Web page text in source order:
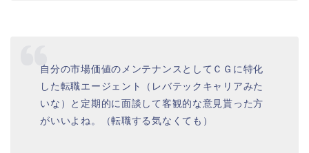
自分の市場価値のメンテナンスとしてＣＧに特化
した転職エージェント（レバテックキャリアみた
いな）と定期的に面談して客観的な意見貰った方
がいいよね。（転職する気なくても）